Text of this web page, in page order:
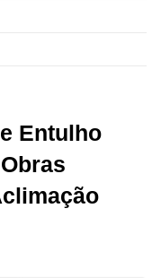
Entulho